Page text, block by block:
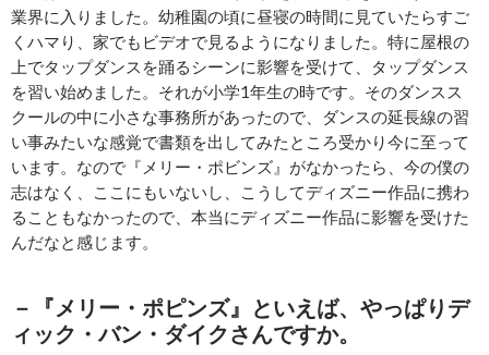
業界に入りました。幼稚園の頃に昼寝の時間に見ていたらすご
くハマり、家でもビデオで見るようになりました。特に屋根の
上でタップダンスを踊るシーンに影響を受けて、タップダンス
を習い始めました。それが小学1年生の時です。そのダンスス
クールの中に小さな事務所があったので、ダンスの延長線の習
い事みたいな感覚で書類を出してみたところ受かり今に至って
います。なので『メリー・ポビンズ』がなかったら、今の僕の
志はなく、ここにもいないし、こうしてディズニー作品に携わ
ることもなかったので、本当にディズニー作品に影響を受けた
んだなと感じます。
－『メリー・ポピンズ』といえば、やっぱりデ
ィック・バン・ダイクさんですか。